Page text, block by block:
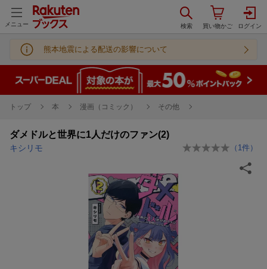
メニュー
熊本地震による配送の影響について
トップ 本 漫画（コミック） その他
ダメドルと世界に1人だけのファン(2)
キシリモ （ 1 件）